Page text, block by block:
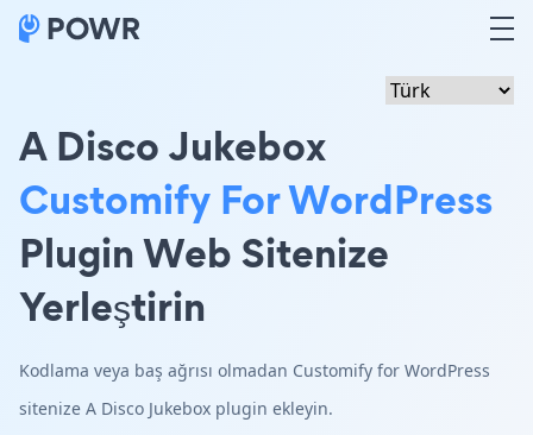
A Disco Jukebox
Customify For WordPress
Plugin Web Sitenize
Yerleştirin
Kodlama veya baş ağrısı olmadan Customify for WordPress
sitenize A Disco Jukebox plugin ekleyin.